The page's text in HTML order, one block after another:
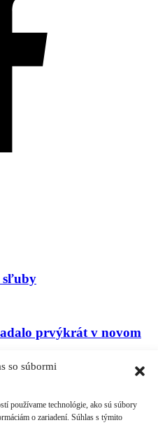
so súbormi
používame technológie, ako sú súbory
o zariadení. Súhlas s týmito
sľuby
prvýkrát v novom
volieb 2022 v